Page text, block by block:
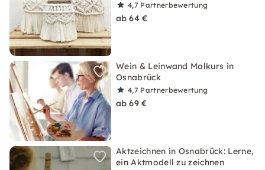
4,7 Partnerbewertung
ab 64 €
Wein & Leinwand Malkurs in
Osnabrück
4,7 Partnerbewertung
ab 69 €
Aktzeichnen in Osnabrück: Lerne,
ein Aktmodell zu zeichnen